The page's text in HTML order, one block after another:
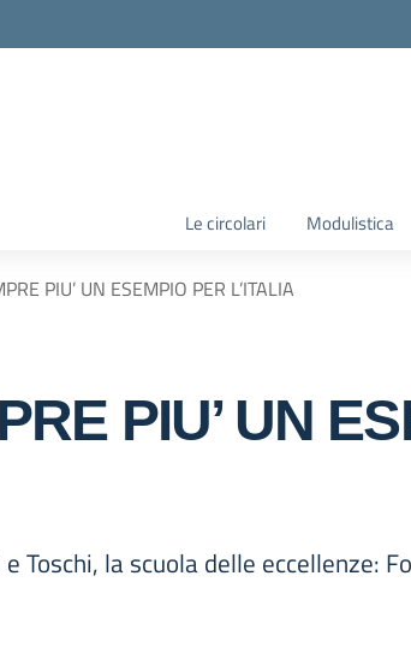
Le circolari Modulistica
PIU’ UN ESEMPIO PER L’ITALIA
PIU’ UN
Toschi, la scuola delle eccellenze: